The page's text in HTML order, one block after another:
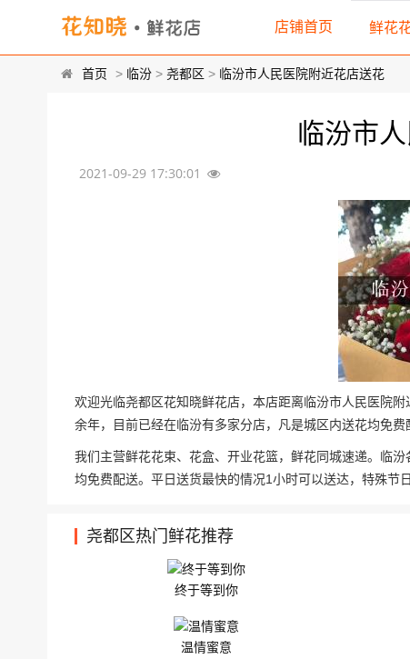
店铺首页 鲜花
首页 > 临汾 > 尧都区 > 临汾市人民医院附近花店送花
临汾市
2021-09-29 17:30:01
欢迎光临尧都区花知晓鲜花店，本店距离临汾市人民医院
余年，目前已经在临汾有多家分店，凡是城区内送花均免费
我们主营鲜花花束、花盒、开业花篮，鲜花同城速递。临
均免费配送。平日送货最快的情况1小时可以送达，特殊节
尧都区热门鲜花推荐
终于等到你
温情蜜意